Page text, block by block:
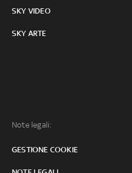
SKY VIDEO
SKY ARTE
Note legali:
GESTIONE COOKIE